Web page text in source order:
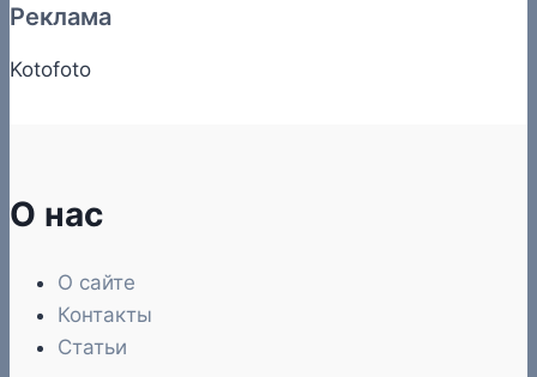
Реклама
Kotofoto
О нас
О сайте
Контакты
Статьи